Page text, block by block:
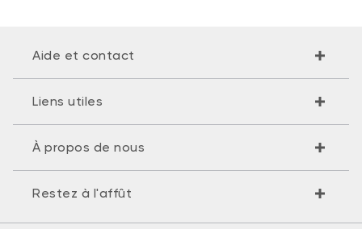
Aide et contact
Liens utiles
À propos de nous
Restez à l'affût